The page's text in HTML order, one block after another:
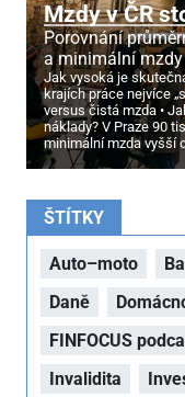
Mzdy v ČR
Porovnání
a minimální mzdy
Jak vysoká je
krajích práce nejvíce
versus čistá mzda
náklady? V Praze 90
minimální mzda vyšší
ŠTÍTKY
Auto–moto
Daně
FINFOCUS
Invalidita